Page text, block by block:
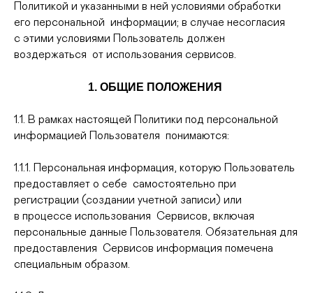
Политикой и указанными в ней условиями обработки
его персональной информации; в случае несогласия
с этими условиями Пользователь должен
воздержаться от использования сервисов.
1. ОБЩИЕ ПОЛОЖЕНИЯ
1.1. В рамках настоящей Политики под персональной
информацией Пользователя понимаются:
1.1.1. Персональная информация, которую Пользователь
предоставляет о себе самостоятельно при
регистрации (создании учетной записи) или
в процессе использования Сервисов, включая
персональные данные Пользователя. Обязательная для
предоставления Сервисов информация помечена
специальным образом.